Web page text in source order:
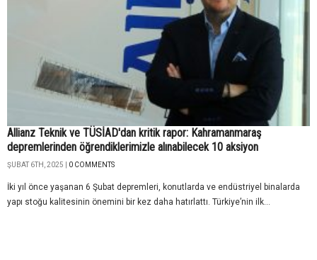
Allianz Teknik ve TÜSİAD'dan kritik rapor: Kahramanmaraş
depremlerinden öğrendiklerimizle alınabilecek 10 aksiyon
ŞUBAT 6TH, 2025 | 0 COMMENTS
İki yıl önce yaşanan 6 Şubat depremleri, konutlarda ve endüstriyel binalarda
yapı stoğu kalitesinin önemini bir kez daha hatırlattı. Türkiye’nin ilk...